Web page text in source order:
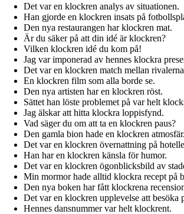
Det var en klockren analys av situationen.
Han gjorde en klockren insats på
Den nya restaurangen har klockren mat.
Är du säker på att din idé är klockren?
Vilken klockren idé du kom på!
Jag var imponerad av hennes klockra
Det var en klockren match mellan
En klockren film som alla borde se.
Den nya artisten har en klockren röst.
Sättet han löste problemet på var helt
Jag älskar att hitta klockra loppisfynd.
Vad säger du om att ta en klockren paus?
Den gamla bion hade en klockren atmosfär.
Det var en klockren övernattning på
Han har en klockren känsla för humor.
Det var en klockren ögonblicksbild av
Min mormor hade alltid klockra recept på
Den nya boken har fått klockrena
Det var en klockren upplevelse att besöka
Hennes dansnummer var helt klockrent.